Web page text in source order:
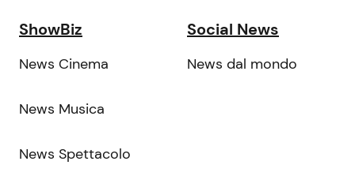
ShowBiz
News Cinema
News Musica
News Spettacolo
Social News
News dal mondo